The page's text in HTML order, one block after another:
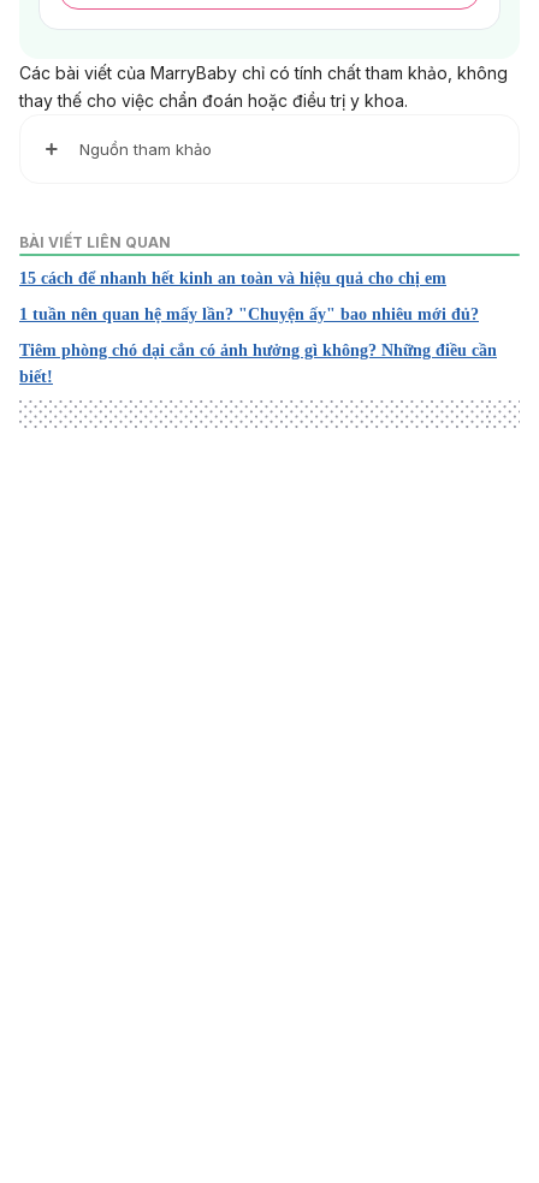
Các bài viết của MarryBaby chỉ có tính chất tham khảo, không
thay thế cho việc chẩn đoán hoặc điều trị y khoa.
Nguồn tham khảo
https://www.cdc.gov/diabetes/basics/symptoms.html
Ngày truy cập: 27.06.2022
2. Diabetes
https://www.mayoclinic.org/diseases-
conditions/diabetes/symptoms-causes/syc-20371444
BÀI VIẾT LIÊN QUAN
15 cách để nhanh hết kinh an toàn và hiệu quả cho chị em
1 tuần nên quan hệ mấy lần? "Chuyện ấy" bao nhiêu mới đủ?
Tiêm phòng chó dại cắn có ảnh hưởng gì không? Những điều cần
biết!